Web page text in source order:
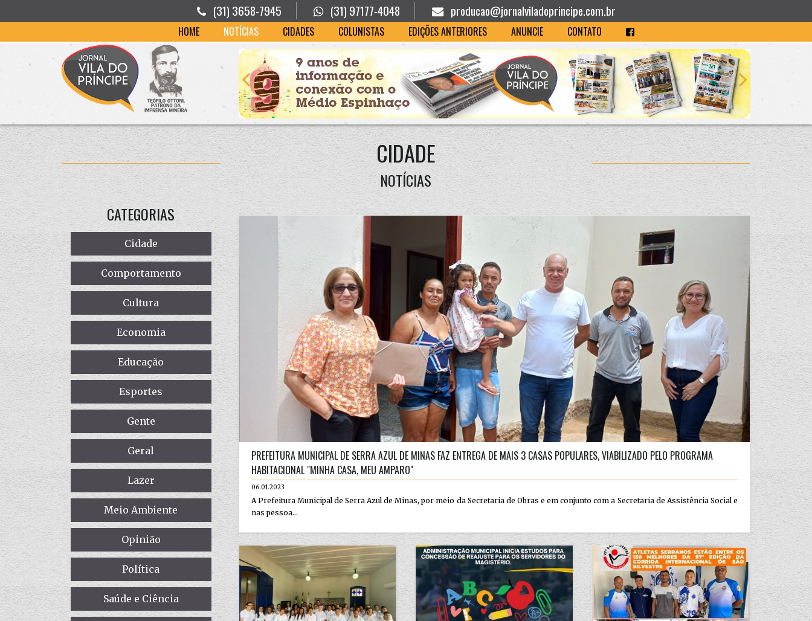
(31) 3658-7945 (31) 97177-4048 producao@jornalviladoprincipe.com.br
HOME NOTÍCIAS CIDADES COLUNISTAS EDIÇÕES ANTERIORES ANUNCIE CONTATO
CIDADE
NOTÍCIAS
CATEGORIAS
Cidade
Comportamento
Cultura
Economia
Educação
Esportes
Gente
Geral
Lazer
Meio Ambiente
Opinião
Política
Saúde e Ciência
PREFEITURA MUNICIPAL DE SERRA AZUL DE MINAS FAZ ENTREGA DE MAIS 3 CASAS POPULARES, VIABILIZADO PELO PROGRAMA
HABITACIONAL "MINHA CASA, MEU AMPARO"
06.01.2023
A Prefeitura Municipal de Serra Azul de Minas, por meio da Secretaria de Obras e em conjunto com a Secretaria de Assistência Social e
nas pessoa...